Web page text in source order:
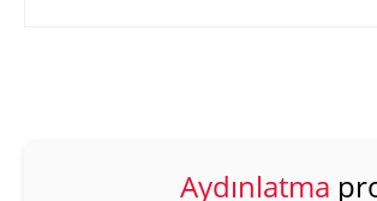
Aydınlatma